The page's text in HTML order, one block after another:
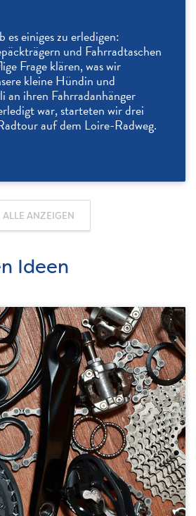
es einiges zu erledigen:
und Fahrradtaschen
Frage klären, was wir
kleine Hündin und
an ihren Fahrradanhänger
war, starteten wir drei
auf dem Loire-Radweg.
ALLE ANZEIGEN
Ideen